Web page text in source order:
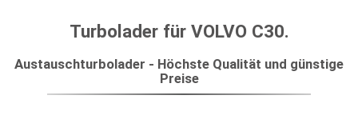
Turbolader für VOLVO C30.
Austauschturbolader - Höchste Qualität und günstige
Preise